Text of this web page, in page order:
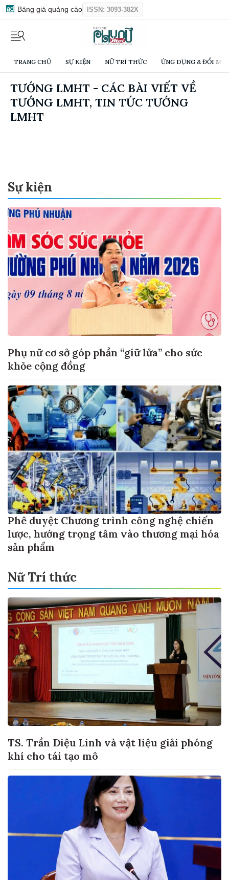
Bảng giá quảng cáo ISSN: 3093-382X
TRANG CHỦ SỰ KIỆN NỮ TRÍ THỨC ỨNG DỤNG & ĐỔI
TƯỚNG LMHT - CÁC BÀI VIẾT VỀ
TƯỚNG LMHT, TIN TỨC TƯỚNG
LMHT
Sự kiện
Phụ nữ cơ sở góp phần “giữ lửa” cho sức
khỏe cộng đồng
Phê duyệt Chương trình công nghệ chiến
lược, hướng trọng tâm vào thương mại hóa
sản phẩm
Nữ Trí thức
TS. Trần Diệu Linh và vật liệu giải phóng
khí cho tái tạo mô